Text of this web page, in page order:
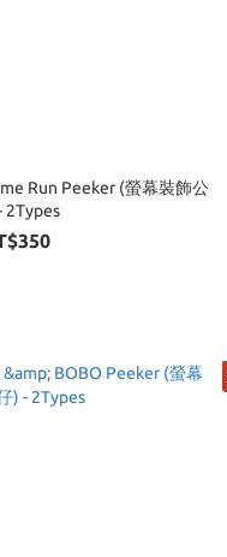
Run Peeker (螢幕裝飾公
2Types